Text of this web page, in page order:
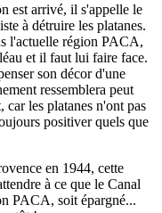
est arrivé, il s'appelle le
à détruire les platanes.
l'actuelle région PACA,
et il faut lui faire face.
son décor d'une
ressemblera peut
car les platanes n'ont pas
positiver quels que
en 1944, cette
à ce que le Canal
PACA, soit épargné...